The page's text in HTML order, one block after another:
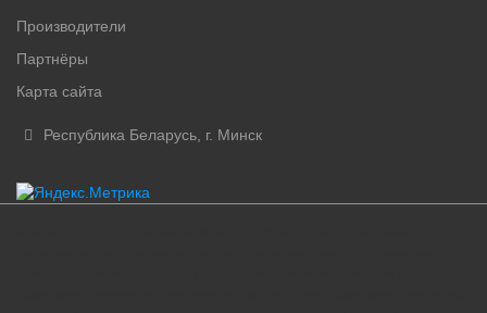
Производители
Партнёры
Карта сайта
Республика Беларусь, г. Минск